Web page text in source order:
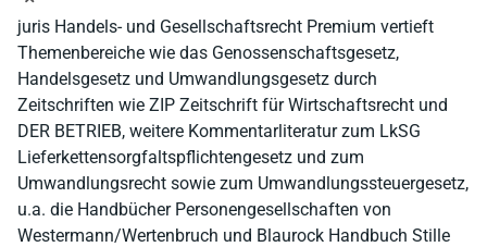
juris Handels- und Gesellschaftsrecht Premium vertieft
Themenbereiche wie das Genossenschaftsgesetz,
Handelsgesetz und Umwandlungsgesetz durch
Zeitschriften wie ZIP Zeitschrift für Wirtschaftsrecht und
DER BETRIEB, weitere Kommentarliteratur zum LkSG
Lieferkettensorgfaltspflichtengesetz und zum
Umwandlungsrecht sowie zum Umwandlungssteuergesetz,
u.a. die Handbücher Personengesellschaften von
Westermann/Wertenbruch und Blaurock Handbuch Stille